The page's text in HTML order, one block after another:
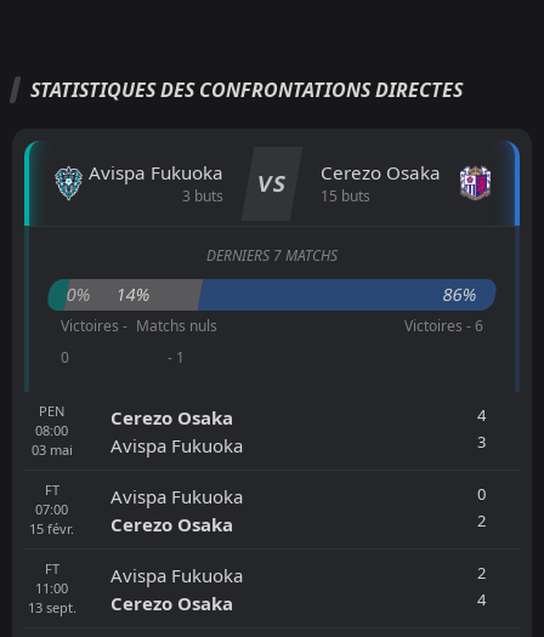
STATISTIQUES DES CONFRONTATIONS DIRECTES
Avispa Fukuoka
3 buts VS Cerezo Osaka
15 buts
DERNIERS 7 MATCHS
0% 14% 86%
Victoires -
0
Matchs nuls
- 1
Victoires - 6
PEN
08:00
03 mai
Cerezo Osaka
Avispa Fukuoka
4
3
FT
07:00
15 févr.
Avispa Fukuoka
Cerezo Osaka
0
2
FT
11:00
13 sept.
Avispa Fukuoka
Cerezo Osaka
2
4